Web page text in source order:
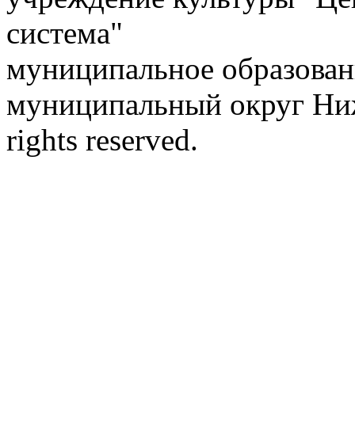
система"
муниципальное
муниципальный округ
rights reserved.